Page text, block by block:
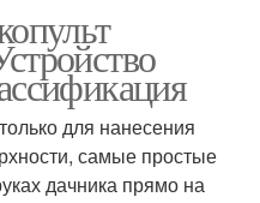
для нанесения
самые простые
дачника прямо на